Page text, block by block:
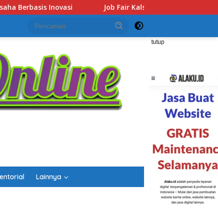
2026 Dibuka, Sediakan Hampir 2.000 Lowongan Kerja
tutup
Lainnya